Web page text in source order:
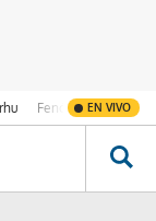
Fenómeno de El
EN VIVO